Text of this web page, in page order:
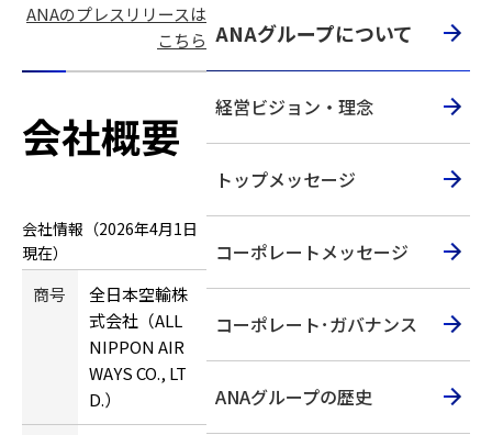
ANAのプレスリリースは
こちら
会社概要
会社情報（2026年4月1日
現在）
商号
全日本空輸株
式会社（ALL
NIPPON AIR
WAYS CO., LT
D.）
ANAグループについて
経営ビジョン・理念
トップメッセージ
コーポレートメッセージ
コーポレート･ガバナンス
ANAグループの歴史